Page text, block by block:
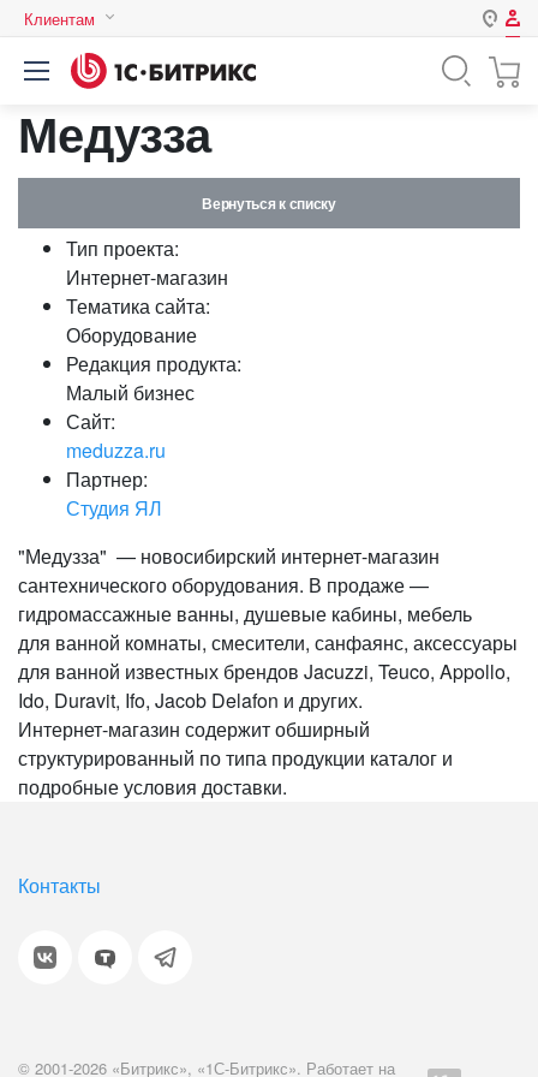
Клиентам
Авторизация
Логин
Пароль
Забыли свой пароль?
Медузза
Вернуться к списку
Тип проекта:
Интернет-магазин
Тематика сайта:
Оборудование
Редакция продукта:
Малый бизнес
Сайт:
meduzza.ru
Партнер:
Студия ЯЛ
"Медузза" — новосибирский интернет-магазин
сантехнического оборудования. В продаже —
гидромассажные ванны, душевые кабины, мебель
для ванной комнаты, смесители, санфаянс, аксессуары
для ванной известных брендов Jacuzzi, Teuco, Appollo,
Ido, Duravit, Ifo, Jacob Delafon и других.
Интернет-магазин содержит обширный
структурированный по типа продукции каталог и
подробные условия доставки.
Контакты
© 2001-2026 «Битрикс», «1С-Битрикс». Работает на